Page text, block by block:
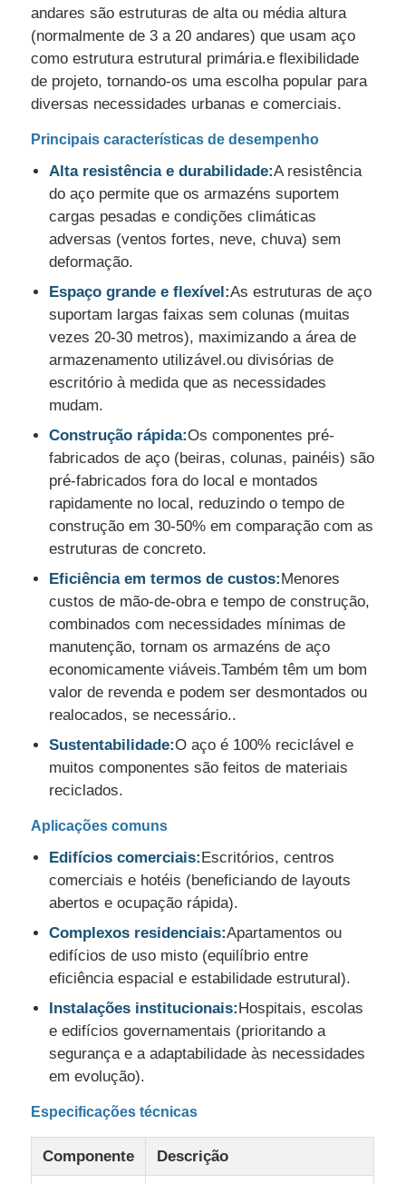
Solicitar Orçamento
Estrutura de aço pré -fabricada
Armazém de estrutura de aço
Oficina de estrutura de aço
Construção da estrutura de aço
Edifício da estrutura de aço
Fabricação da construção de aço
Material de construção de aço
galpão de vaca
Cabanagem
Garagem de aço
andares são estruturas de alta ou média altura
(normalmente de 3 a 20 andares) que usam aço
como estrutura estrutural primária.e flexibilidade
de projeto, tornando-os uma escolha popular para
diversas necessidades urbanas e comerciais.
Principais características de desempenho
Alta resistência e durabilidade:A resistência
do aço permite que os armazéns suportem
cargas pesadas e condições climáticas
adversas (ventos fortes, neve, chuva) sem
deformação.
Espaço grande e flexível:As estruturas de aço
suportam largas faixas sem colunas (muitas
vezes 20-30 metros), maximizando a área de
armazenamento utilizável.ou divisórias de
escritório à medida que as necessidades
mudam.
Construção rápida:Os componentes pré-
fabricados de aço (beiras, colunas, painéis) são
pré-fabricados fora do local e montados
rapidamente no local, reduzindo o tempo de
construção em 30-50% em comparação com as
estruturas de concreto.
Eficiência em termos de custos:Menores
custos de mão-de-obra e tempo de construção,
combinados com necessidades mínimas de
manutenção, tornam os armazéns de aço
economicamente viáveis.Também têm um bom
valor de revenda e podem ser desmontados ou
realocados, se necessário..
Sustentabilidade:O aço é 100% reciclável e
muitos componentes são feitos de materiais
reciclados.
Aplicações comuns
Edifícios comerciais:Escritórios, centros
comerciais e hotéis (beneficiando de layouts
abertos e ocupação rápida).
Complexos residenciais:Apartamentos ou
edifícios de uso misto (equilíbrio entre
eficiência espacial e estabilidade estrutural).
Instalações institucionais:Hospitais, escolas
e edifícios governamentais (prioritando a
segurança e a adaptabilidade às necessidades
em evolução).
Especificações técnicas
Componente Descrição